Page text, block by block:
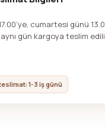
cumartesi günü
gün kargoya teslim
1-3 iş günü